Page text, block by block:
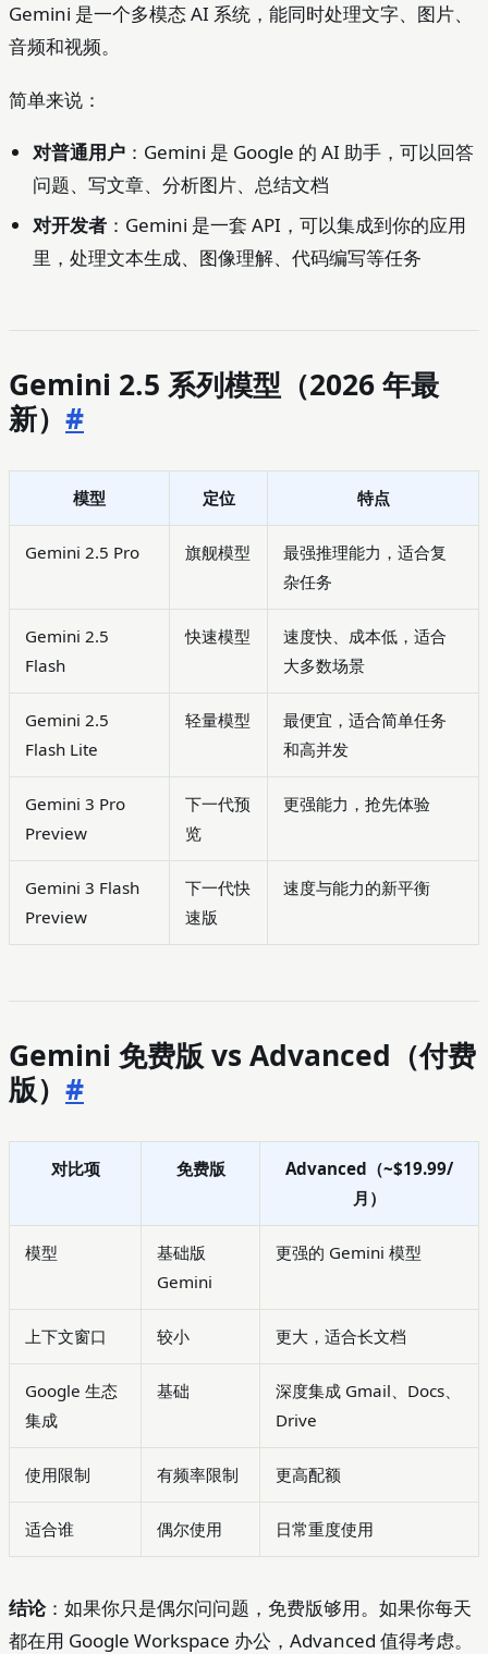
Gemini 是一个多模态 AI 系统，能同时处理文字、图片、
音频和视频。
简单来说：
对普通用户：Gemini 是 Google 的 AI 助手，可以回答
问题、写文章、分析图片、总结文档
对开发者：Gemini 是一套 API，可以集成到你的应用
里，处理文本生成、图像理解、代码编写等任务
Gemini 2.5 系列模型（2026 年最
新） #
模型 定位 特点
Gemini 2.5 Pro 旗舰模型
最强推理能力，适合复
杂任务
Gemini 2.5
Flash
快速模型
速度快、成本低，适合
大多数场景
Gemini 2.5
Flash Lite
轻量模型
最便宜，适合简单任务
和高并发
Gemini 3 Pro
Preview
下一代预
览
更强能力，抢先体验
Gemini 3 Flash
Preview
下一代快
速版
速度与能力的新平衡
Gemini 免费版 vs Advanced（付费
版） #
对比项 免费版
Advanced（~$19.99/
月）
模型
基础版
Gemini
更强的 Gemini 模型
上下文窗口 较小 更大，适合长文档
Google 生态
集成
基础
深度集成 Gmail、Docs、
Drive
使用限制 有频率限制 更高配额
适合谁 偶尔使用 日常重度使用
结论：如果你只是偶尔问问题，免费版够用。如果你每天
都在用 Google Workspace 办公，Advanced 值得考虑。